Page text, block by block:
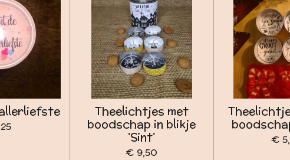
Theelichtjes met
boodschap in blikje
'Sint'
€ 9,50
€